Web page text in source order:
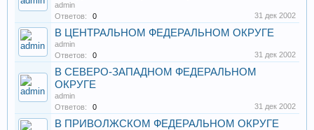
admin
Ответов:
0 31 дек 2002
В ЦЕНТРАЛЬНОМ ФЕДЕРАЛЬНОМ ОКРУГЕ
admin
Ответов:
0 31 дек 2002
В СЕВЕРО-ЗАПАДНОМ ФЕДЕРАЛЬНОМ
ОКРУГЕ
admin
Ответов:
0 31 дек 2002
В ПРИВОЛЖСКОМ ФЕДЕРАЛЬНОМ ОКРУГЕ